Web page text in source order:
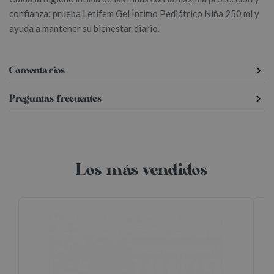
confianza: prueba Letifem Gel Íntimo Pediátrico Niña 250 ml y
ayuda a mantener su bienestar diario.
Comentarios
Preguntas frecuentes
Los más vendidos